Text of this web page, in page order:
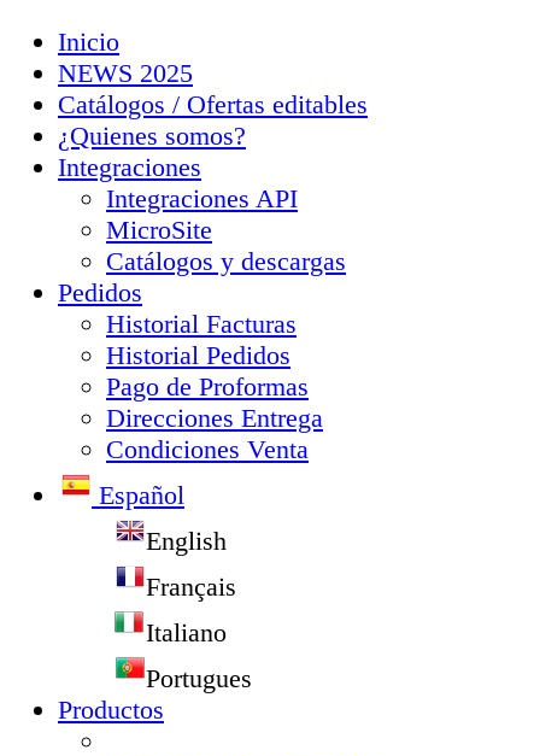
Inicio
NEWS 2025
Catálogos / Ofertas editables
¿Quienes somos?
Integraciones
Integraciones API
MicroSite
Catálogos y descargas
Pedidos
Historial Facturas
Historial Pedidos
Pago de Proformas
Direcciones Entrega
Condiciones Venta
Español
English
Français
Italiano
Portugues
Productos